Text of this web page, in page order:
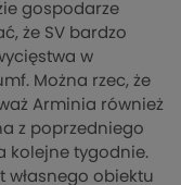
gospodarze
że SV bardzo
w
Można rzec, że
Arminia również
z poprzedniego
kolejne tygodnie.
własnego obiektu